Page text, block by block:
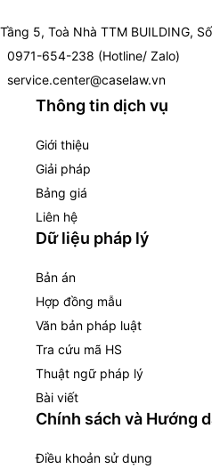
Tầng 5, Toà Nhà TTM BUILDING,
0971-654-238 (Hotline/ Zalo)
service.center@caselaw.vn
Thông tin dịch vụ
Giới thiệu
Giải pháp
Bảng giá
Liên hệ
Dữ liệu pháp lý
Bản án
Hợp đồng mẫu
Văn bản pháp luật
Tra cứu mã HS
Thuật ngữ pháp lý
Bài viết
Chính sách và Hướng
Điều khoản sử dụng